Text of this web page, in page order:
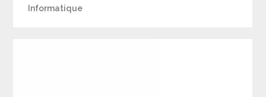
Informatique